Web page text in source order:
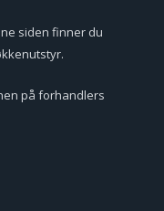
siden finner du
på forhandlers